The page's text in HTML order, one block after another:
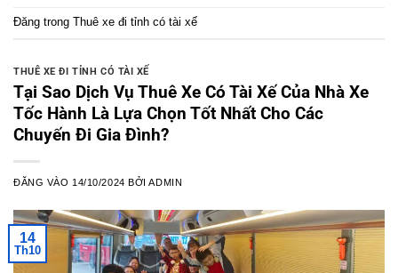
Đăng trong Thuê xe đi tỉnh có tài xế
THUÊ XE ĐI TỈNH CÓ TÀI XẾ
Tại Sao Dịch Vụ Thuê Xe Có Tài Xế Của Nhà Xe
Tốc Hành Là Lựa Chọn Tốt Nhất Cho Các
Chuyến Đi Gia Đình?
ĐĂNG VÀO 14/10/2024 BỞIADMIN
14
Th10